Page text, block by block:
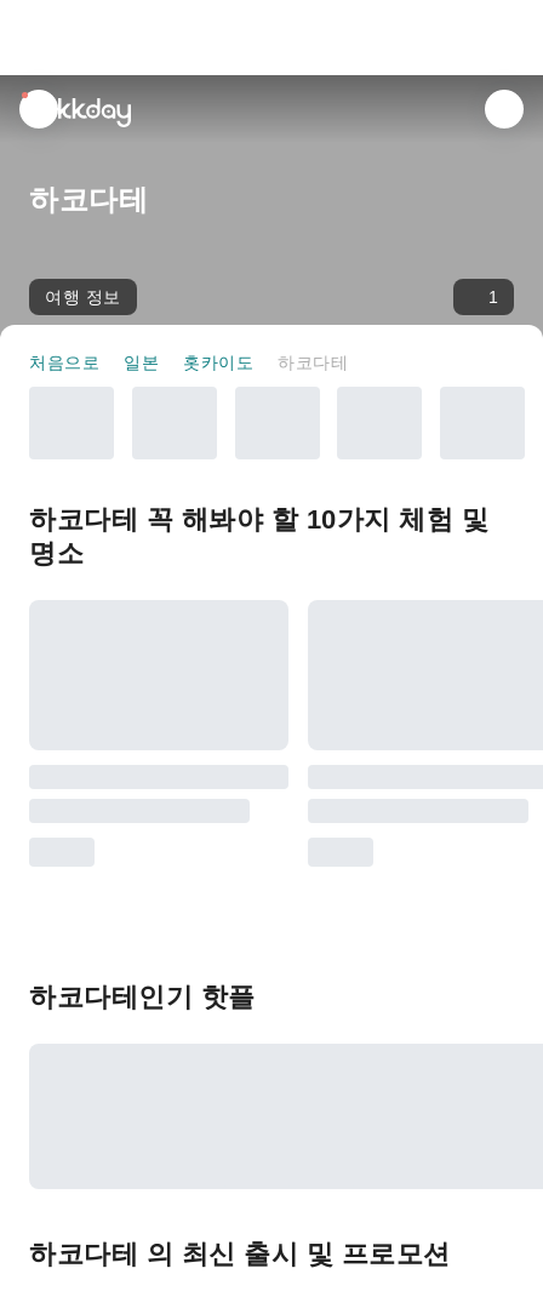
unread
notifications
하코다테
여행 정보 1
처음으로 일본 홋카이도 하코다테
하코다테 꼭 해봐야 할 10가지 체험 및
명소
하코다테인기 핫플
하코다테 의 최신 출시 및 프로모션